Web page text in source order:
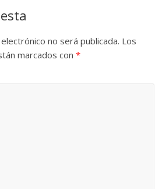
no será publicada. Los
marcados con*